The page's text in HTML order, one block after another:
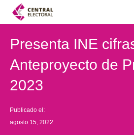
Presenta INE
Anteproyecto de
2023
Publicado el:
agosto 15, 2022